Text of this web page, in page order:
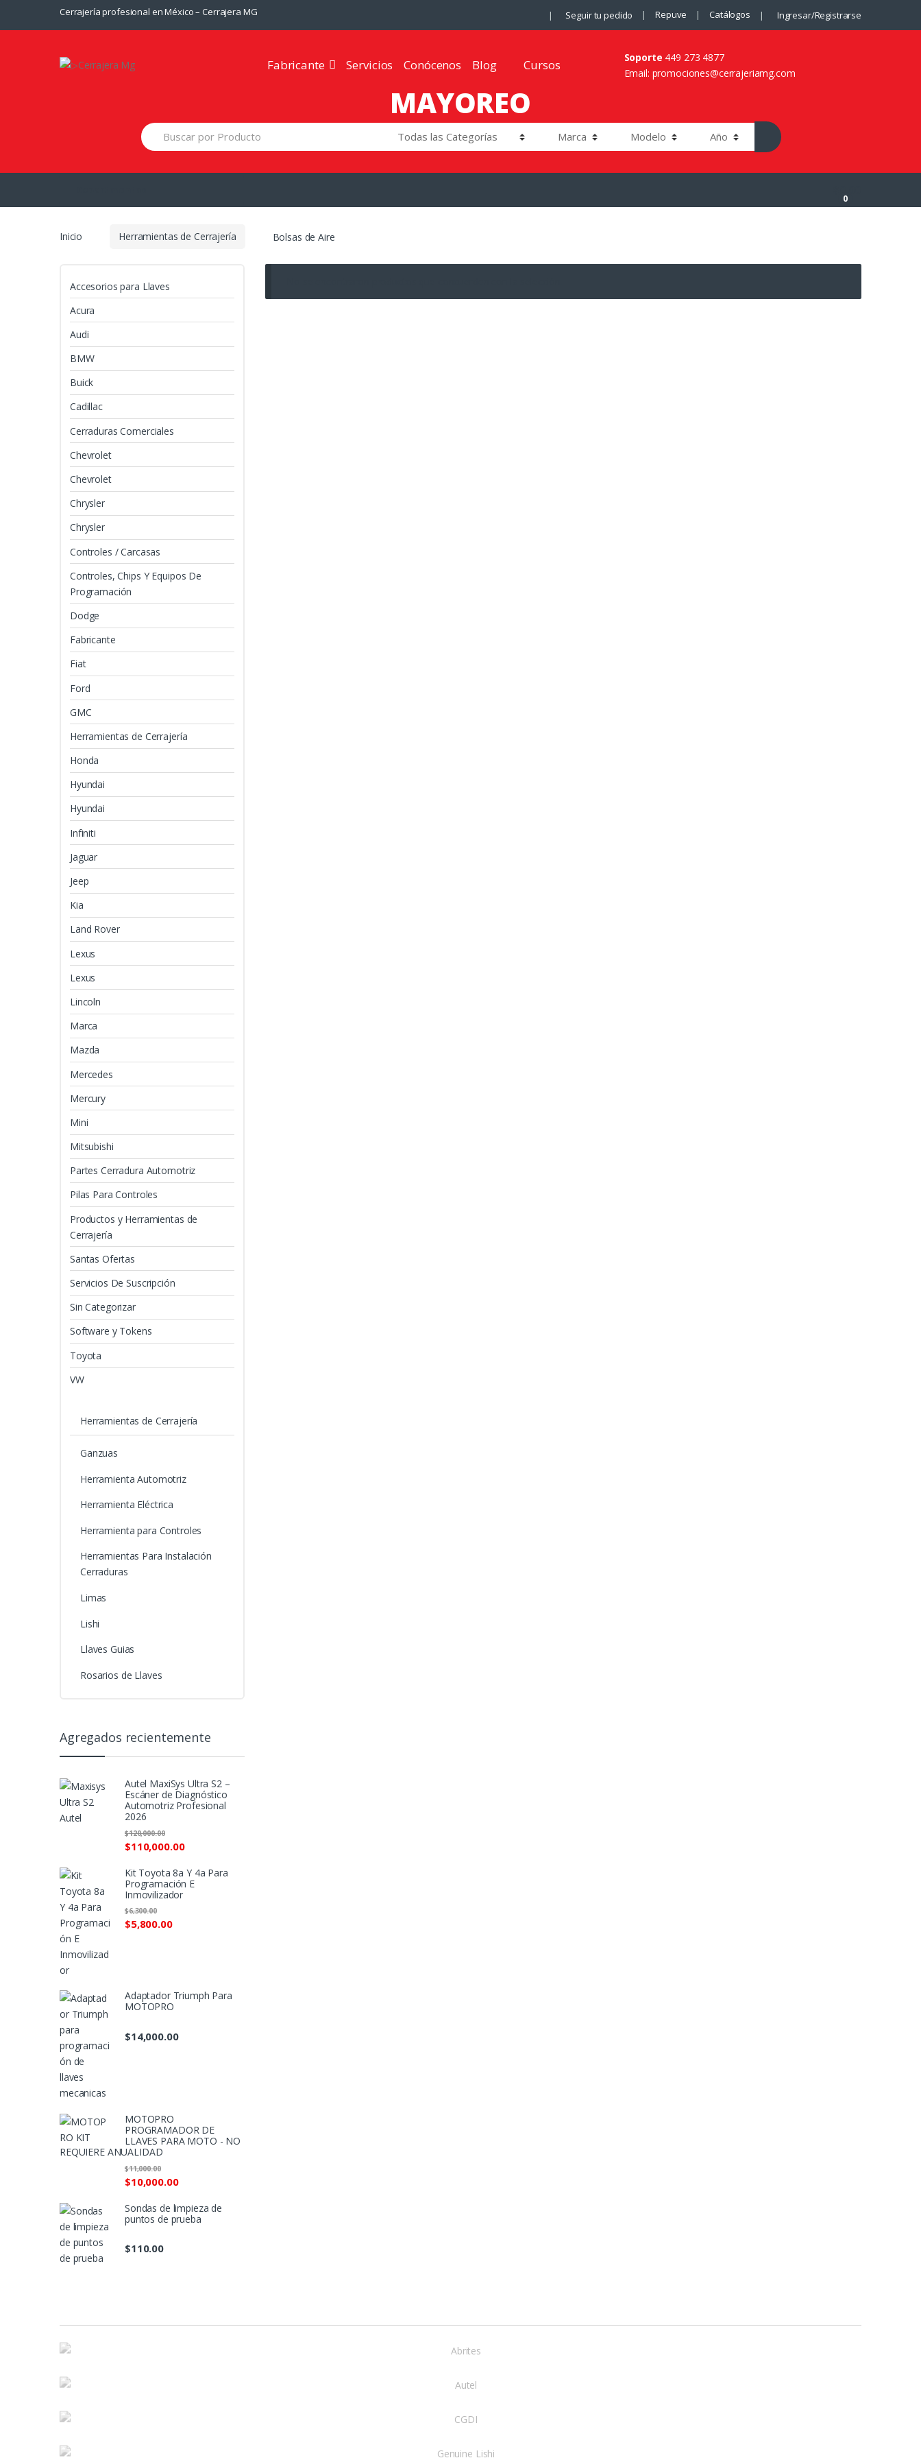
Cerrajería profesional en México – Cerrajera MG Seguir tu pedido Repuve Catálogos Ingresar/Registrarse
Fabricante Servicios Conócenos Blog Cursos Soporte 449 273 4877
Email: promociones@cerrajeriamg.com
MAYOREO
0
Inicio Herramientas de Cerrajería Bolsas de Aire
Accesorios para Llaves
Acura
Audi
BMW
Buick
Cadillac
Cerraduras Comerciales
Chevrolet
Chevrolet
Chrysler
Chrysler
Controles / Carcasas
Controles, Chips Y Equipos De
Programación
Dodge
Fabricante
Fiat
Ford
GMC
Herramientas de Cerrajería
Honda
Hyundai
Hyundai
Infiniti
Jaguar
Jeep
Kia
Land Rover
Lexus
Lexus
Lincoln
Marca
Mazda
Mercedes
Mercury
Mini
Mitsubishi
Partes Cerradura Automotriz
Pilas Para Controles
Productos y Herramientas de
Cerrajería
Santas Ofertas
Servicios De Suscripción
Sin Categorizar
Software y Tokens
Toyota
VW
Herramientas de Cerrajería
Ganzuas
Herramienta Automotriz
Herramienta Eléctrica
Herramienta para Controles
Herramientas Para Instalación
Cerraduras
Limas
Lishi
Llaves Guias
Rosarios de Llaves
Agregados recientemente
Autel MaxiSys Ultra S2 –
Escáner de Diagnóstico
Automotriz Profesional
2026
$110,000.00
$120,000.00
Kit Toyota 8a Y 4a Para
Programación E
Inmovilizador
$5,800.00
$6,300.00
Adaptador Triumph Para
MOTOPRO
$14,000.00
MOTOPRO
PROGRAMADOR DE
LLAVES PARA MOTO - NO
REQUIERE ANUALIDAD
$10,000.00
$11,000.00
Sondas de limpieza de
puntos de prueba
$110.00